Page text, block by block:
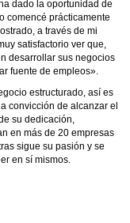
dado la oportunidad de
comencé prácticamente
a través de mi
satisfactorio ver que,
desarrollar sus negocios
fuente de empleos».
estructurado, así es
convicción de alcanzar el
su dedicación,
en más de 20 empresas
sigue su pasión y se
en sí mismos.